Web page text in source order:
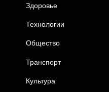
Здоровье
Технологии
Общество
Транспорт
Культура